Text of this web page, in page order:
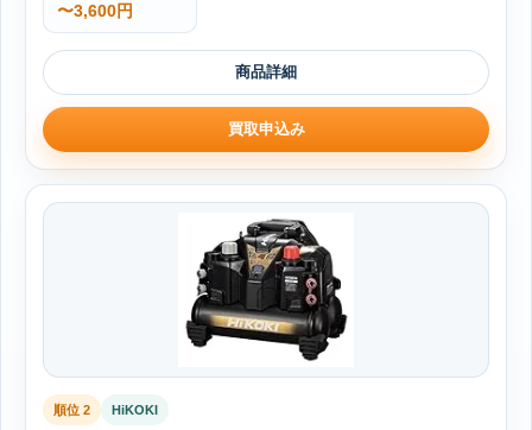
〜3,600円
商品詳細
買取申込み
順位 2 HiKOKI